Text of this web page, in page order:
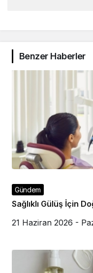
Benzer Haberler
Gündem
Sağlıklı Gülüş İçin
21 Haziran 2026 -